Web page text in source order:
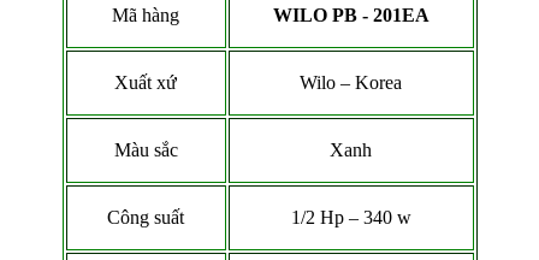
Mã hàng WILO PB - 201EA
Xuất xứ Wilo – Korea
Màu sắc Xanh
Công suất 1/2 Hp – 340 w